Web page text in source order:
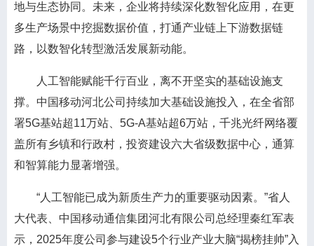
地与生态协同。未来，企业将持续深化数智化应用，在更
多生产场景中挖掘数据价值，打通产业链上下游数据链
路，以数智化转型激活发展新动能。
人工智能赋能千行百业，离不开坚实的基础设施支
撑。中国移动河北公司持续加大基础设施投入，在全省部
署5G基站超11万站、5G-A基站超6万站，千兆光纤网络覆
盖所有乡镇和行政村，投资建设六大省级数据中心，通算
和智算能力显著增强。
“人工智能已成为新质生产力的重要驱动因素。”省人
大代表、中国移动通信集团河北有限公司总经理秦红军表
示，2025年度公司参与建设5个行业产业大脑“揭榜挂帅”入